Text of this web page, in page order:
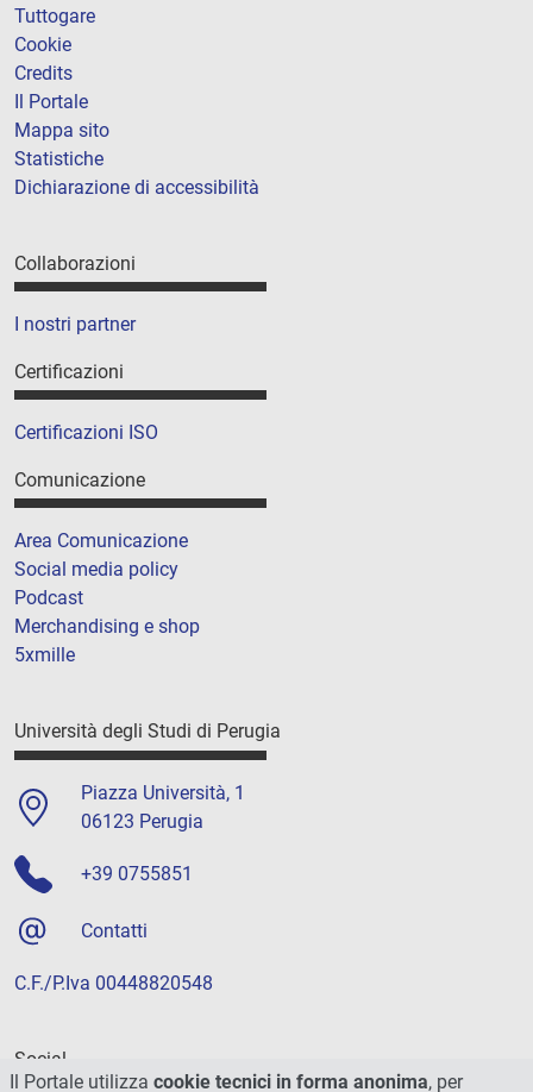
Tuttogare
Cookie
Credits
Il Portale
Mappa sito
Statistiche
Dichiarazione di accessibilità
Collaborazioni
I nostri partner
Certificazioni
Certificazioni ISO
Comunicazione
Area Comunicazione
Social media policy
Podcast
Merchandising e shop
5xmille
Università degli Studi di Perugia
Piazza Università, 1
06123 Perugia
+39 0755851
Contatti
C.F./P.Iva 00448820548
Social
Il Portale utilizza cookie tecnici in forma anonima, per